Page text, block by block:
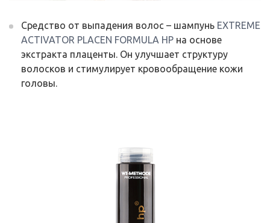
Средство от выпадения волос – шампунь EXTREME
ACTIVATOR PLACEN FORMULA HP на основе
экстракта плаценты. Он улучшает структуру
волосков и стимулирует кровообращение кожи
головы.